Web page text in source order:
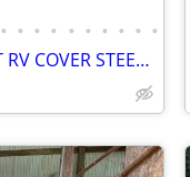
• • • • • • • • • •
METAL BUILDINGS CARPORT RV COVER STEEL GARAGE POLE BARN METAL BUILDING